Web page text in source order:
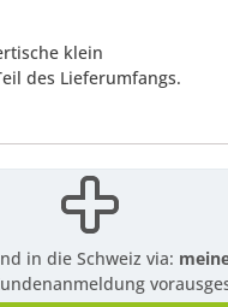
klein
des Lieferumfangs.
in die Schweiz via: